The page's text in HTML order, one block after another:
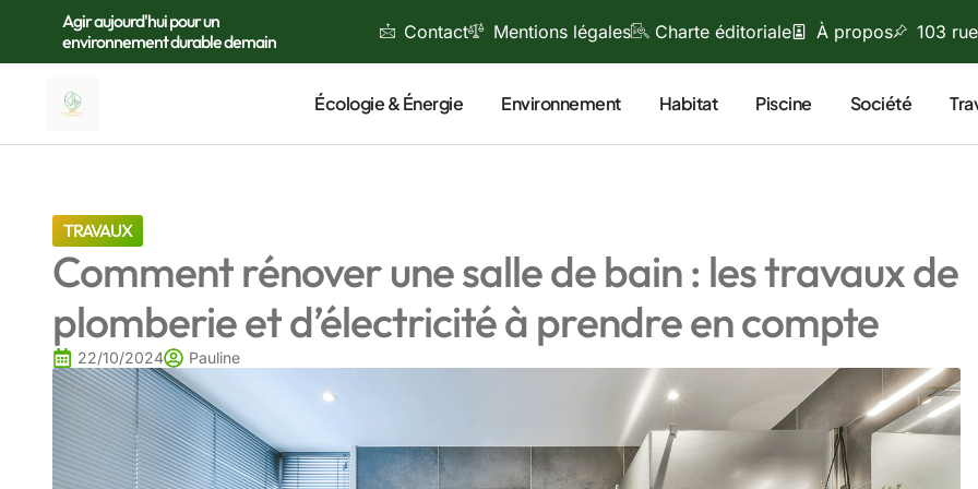
Agir aujourd'hui pour un
environnement durable demain
Contact Mentions légales Charte éditoriale À propos 103
Écologie & Énergie Environnement Habitat Piscine Société
TRAVAUX
Comment rénover une salle de bain : les travaux de
plomberie et d’électricité à prendre en compte
22/10/2024 Pauline